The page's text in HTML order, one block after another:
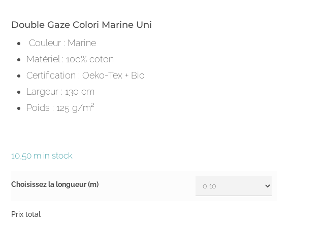
Double Gaze Colori Marine Uni
Couleur : Marine
Matériel : 100% coton
Certification : Oeko-Tex + Bio
Largeur : 130 cm
Poids : 125 g/m²
10,50 m in stock
Choisissez la longueur (m)
Prix total